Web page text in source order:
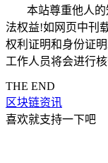
本站尊重他人
法权益!如网页中刊
权利证明和身份证
工作人员将会进行
THE END
区块链资讯
喜欢就支持一下吧